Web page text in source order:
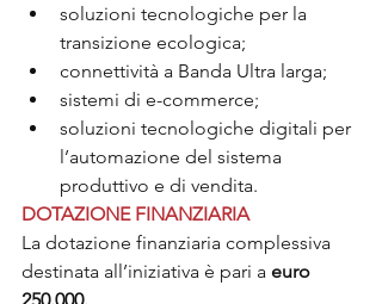
soluzioni tecnologiche per la
transizione ecologica;
connettività a Banda Ultra larga;
sistemi di e-commerce;
soluzioni tecnologiche digitali per
l’automazione del sistema
produttivo e di vendita.
DOTAZIONE FINANZIARIA
La dotazione finanziaria complessiva
destinata all’iniziativa è pari a euro